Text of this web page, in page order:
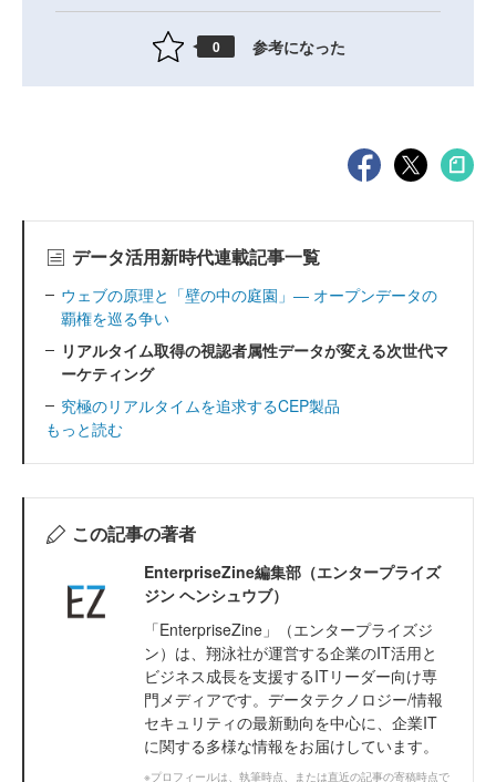
0 参考になった
データ活用新時代連載記事一覧
ウェブの原理と「壁の中の庭園」― オープンデータの
覇権を巡る争い
リアルタイム取得の視認者属性データが変える次世代マ
ーケティング
究極のリアルタイムを追求するCEP製品
もっと読む
この記事の著者
EnterpriseZine編集部（エンタープライズ
ジン ヘンシュウブ）
「EnterpriseZine」（エンタープライズジ
ン）は、翔泳社が運営する企業のIT活用と
ビジネス成長を支援するITリーダー向け専
門メディアです。データテクノロジー/情報
セキュリティの最新動向を中心に、企業IT
に関する多様な情報をお届けしています。
※プロフィールは、執筆時点、または直近の記事の寄稿時点で